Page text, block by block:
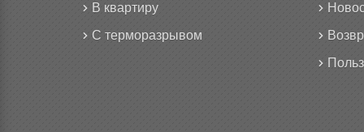
В квартиру
С терморазрывом